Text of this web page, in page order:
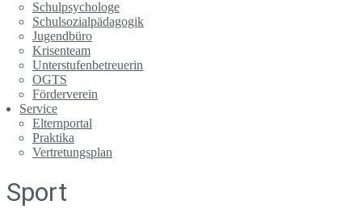
Schulpsychologe
Schulsozialpädagogik
Jugendbüro
Krisenteam
Unterstufenbetreuerin
OGTS
Förderverein
Service
Elternportal
Praktika
Vertretungsplan
Sport